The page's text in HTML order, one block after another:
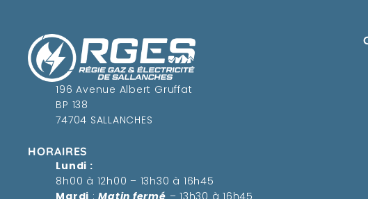
196 Avenue Albert Gruffat
BP 138
74704 SALLANCHES
HORAIRES
Lundi :
8h00 à 12h00 – 13h30 à 16h45
Mardi :Matin fermé – 13h30 à 16h45